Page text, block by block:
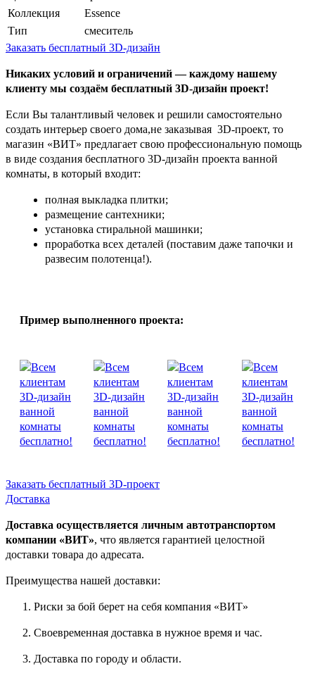
Коллекция
Essence
Тип
смеситель
Заказать бесплатный 3D-дизайн
Никаких условий и ограничений — каждому нашему
клиенту мы создаём бесплатный 3D-дизайн проект!
Если Вы талантливый человек и решили самостоятельно
создать интерьер своего дома,не заказывая 3D-проект, то
магазин «ВИТ» предлагает свою профессиональную помощь
в виде создания бесплатного 3D-дизайн проекта ванной
комнаты, в который входит:
полная выкладка плитки;
размещение сантехники;
установка стиральной машинки;
проработка всех деталей (поставим даже тапочки и
развесим полотенца!).
Пример выполненного проекта:
Заказать бесплатный 3D-проект
Доставка
Доставка осуществляется личным автотранспортом
компании «ВИТ», что является гарантией целостной
доставки товара до адресата.
Преимущества нашей доставки:
Риски за бой берет на себя компания «ВИТ»
Своевременная доставка в нужное время и час.
Доставка по городу и области.